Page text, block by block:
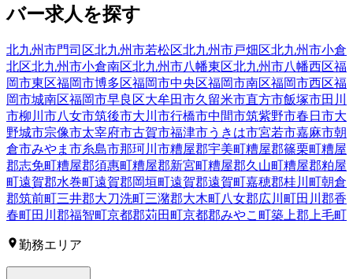
バー求人を探す
北九州市門司区北九州市若松区北九州市戸畑区北九州市小倉
北区北九州市小倉南区北九州市八幡東区北九州市八幡西区福
岡市東区福岡市博多区福岡市中央区福岡市南区福岡市西区福
岡市城南区福岡市早良区大牟田市久留米市直方市飯塚市田川
市柳川市八女市筑後市大川市行橋市中間市筑紫野市春日市大
野城市宗像市太宰府市古賀市福津市うきは市宮若市嘉麻市朝
倉市みやま市糸島市那珂川市糟屋郡宇美町糟屋郡篠栗町糟屋
郡志免町糟屋郡須惠町糟屋郡新宮町糟屋郡久山町糟屋郡粕屋
町遠賀郡水巻町遠賀郡岡垣町遠賀郡遠賀町嘉穂郡桂川町朝倉
郡筑前町三井郡大刀洗町三潴郡大木町八女郡広川町田川郡香
春町田川郡福智町京都郡苅田町京都郡みやこ町築上郡上毛町
勤務エリア